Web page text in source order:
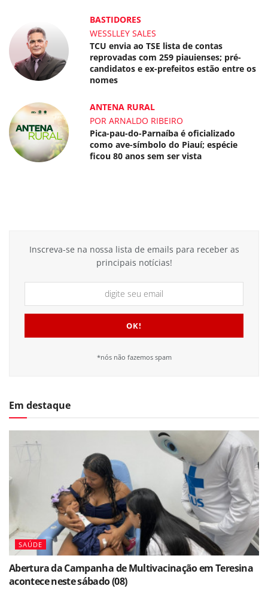
BASTIDORES
WESSLLEY SALES
TCU envia ao TSE lista de contas
reprovadas com 259 piauienses; pré-
candidatos e ex-prefeitos estão entre os
nomes
ANTENA RURAL
POR ARNALDO RIBEIRO
Pica-pau-do-Parnaíba é oficializado
como ave-símbolo do Piauí; espécie
ficou 80 anos sem ser vista
Inscreva-se na nossa lista de emails para receber as
principais notícias!
*nós não fazemos spam
Em destaque
SAÚDE
Abertura da Campanha de Multivacinação em Teresina
acontece neste sábado (08)